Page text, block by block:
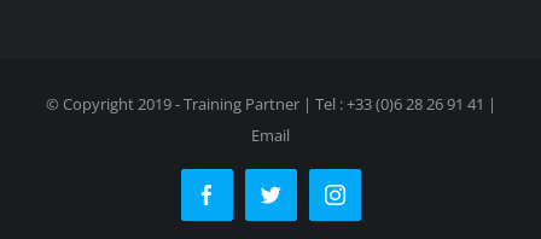
© Copyright 2019 - Training Partner | Tel : +33 (0)6 28 26 91 41 |
Email
FacebookTwitterInstagram